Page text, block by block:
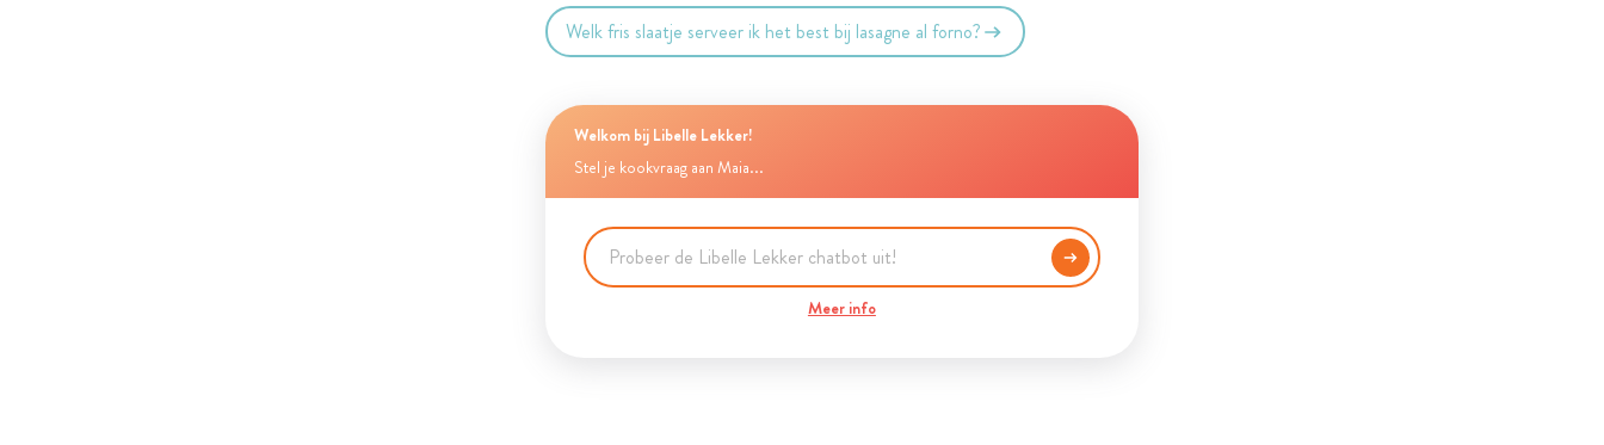
Welk fris slaatje serveer ik het best bij lasagne al forno?
Welkom bij Libelle Lekker!
Stel je kookvraag aan Maia...
Meer info